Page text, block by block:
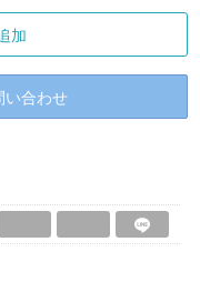
加
い合わせ